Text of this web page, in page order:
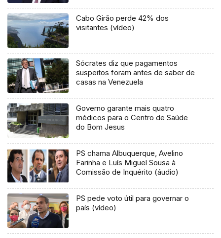
Cabo Girão perde 42% dos
visitantes (vídeo)
Sócrates diz que pagamentos
suspeitos foram antes de saber de
casas na Venezuela
Governo garante mais quatro
médicos para o Centro de Saúde
do Bom Jesus
PS chama Albuquerque, Avelino
Farinha e Luís Miguel Sousa à
Comissão de Inquérito (áudio)
PS pede voto útil para governar o
país (vídeo)